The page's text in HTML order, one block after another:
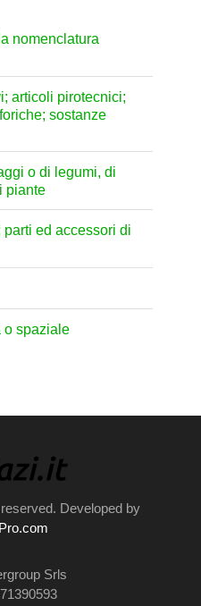
nomenclatura
articoli pirotecnici;
sostanze
o di legumi, di
piante
ed accessori di
o spaziale
Developed by
Srls